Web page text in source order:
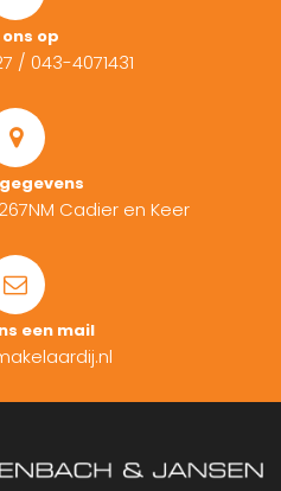
ons op
/ 043-4071431
Cadier en Keer
een mail